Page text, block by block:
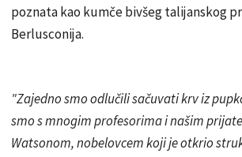
poznata kao kumče bivšeg talijanskog
Berlusconija.
"Zajedno smo odlučili sačuvati krv iz
smo s mnogim profesorima i našim
Watsonom, nobelovcem koji je otkrio